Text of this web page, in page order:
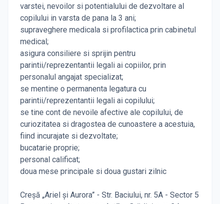
varstei, nevoilor si potentialului de dezvoltare al
copilului in varsta de pana la 3 ani;
supraveghere medicala si profilactica prin cabinetul
medical;
asigura consiliere si sprijin pentru
parintii/reprezentantii legali ai copiilor, prin
personalul angajat specializat;
se mentine o permanenta legatura cu
parintii/reprezentantii legali ai copilului;
se tine cont de nevoile afective ale copilului, de
curiozitatea si dragostea de cunoastere a acestuia,
fiind incurajate si dezvoltate;
bucatarie proprie;
personal calificat;
doua mese principale si doua gustari zilnic
Creșă „Ariel și Aurora” - Str. Baciului, nr. 5A - Sector 5